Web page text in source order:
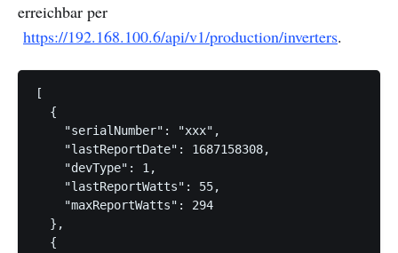
erreichbar per
https://192.168.100.6/api/v1/production/inverters.
[
  {
    "serialNumber": "xxx",
    "lastReportDate": 1687158308,
    "devType": 1,
    "lastReportWatts": 55,
    "maxReportWatts": 294
  },
  {